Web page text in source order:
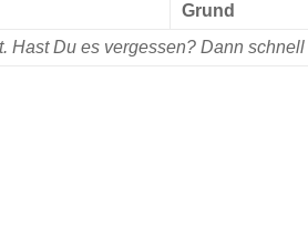
Grund
Hast Du es vergessen? Dann schnell